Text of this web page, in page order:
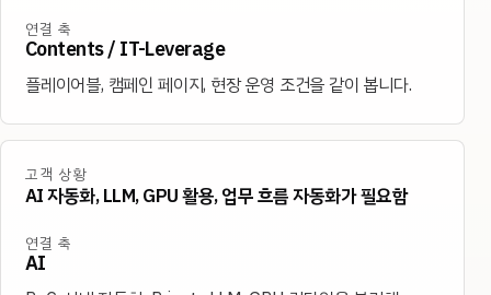
연결 축
Contents / IT-Leverage
플레이어블, 캠페인 페이지, 현장 운영 조건을 같이 봅니다.
고객 상황
AI 자동화, LLM, GPU 활용, 업무 흐름 자동화가 필요함
연결 축
AI